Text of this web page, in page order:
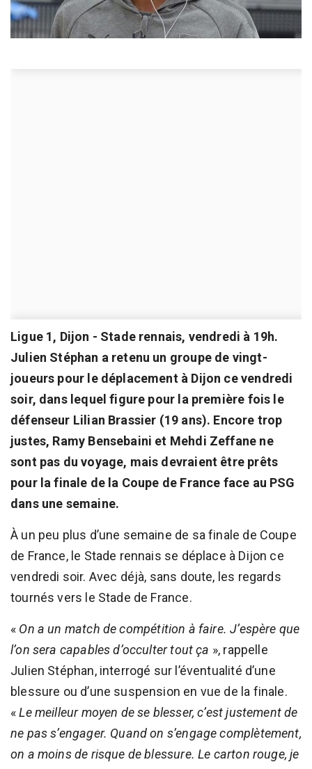
Ligue 1, Dijon - Stade rennais, vendredi à 19h.
Julien Stéphan a retenu un groupe de vingt-
joueurs pour le déplacement à Dijon ce vendredi
soir, dans lequel figure pour la première fois le
défenseur Lilian Brassier (19 ans). Encore trop
justes, Ramy Bensebaini et Mehdi Zeffane ne
sont pas du voyage, mais devraient être prêts
pour la finale de la Coupe de France face au PSG
dans une semaine.
À un peu plus d’une semaine de sa finale de Coupe
de France, le Stade rennais se déplace à Dijon ce
vendredi soir. Avec déjà, sans doute, les regards
tournés vers le Stade de France.
« On a un match de compétition à faire. J’espère que
l’on sera capables d’occulter tout ça », rappelle
Julien Stéphan, interrogé sur l’éventualité d’une
blessure ou d’une suspension en vue de la finale.
«Le meilleur moyen de se blesser, c’est justement de
ne pas s’engager. Quand on s’engage complètement,
on a moins de risque de blessure. Le carton rouge, je